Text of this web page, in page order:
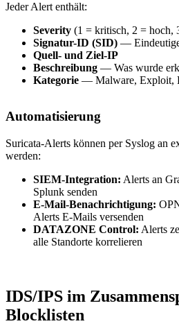
Jeder Alert enthält:
Severity (1 = kritisch, 2 = hoch,
Signatur-ID (SID) —
Quell- und Ziel-IP
Beschreibung — Was wurde
Kategorie — Malware, Exploit,
Automatisierung
Suricata-Alerts können per Syslog an
werden:
SIEM-Integration: Alerts an
Splunk senden
E-Mail-Benachrichtigung:
Alerts E-Mails versenden
DATAZONE Control: Alerts
alle Standorte korrelieren
IDS/IPS im
Blocklisten